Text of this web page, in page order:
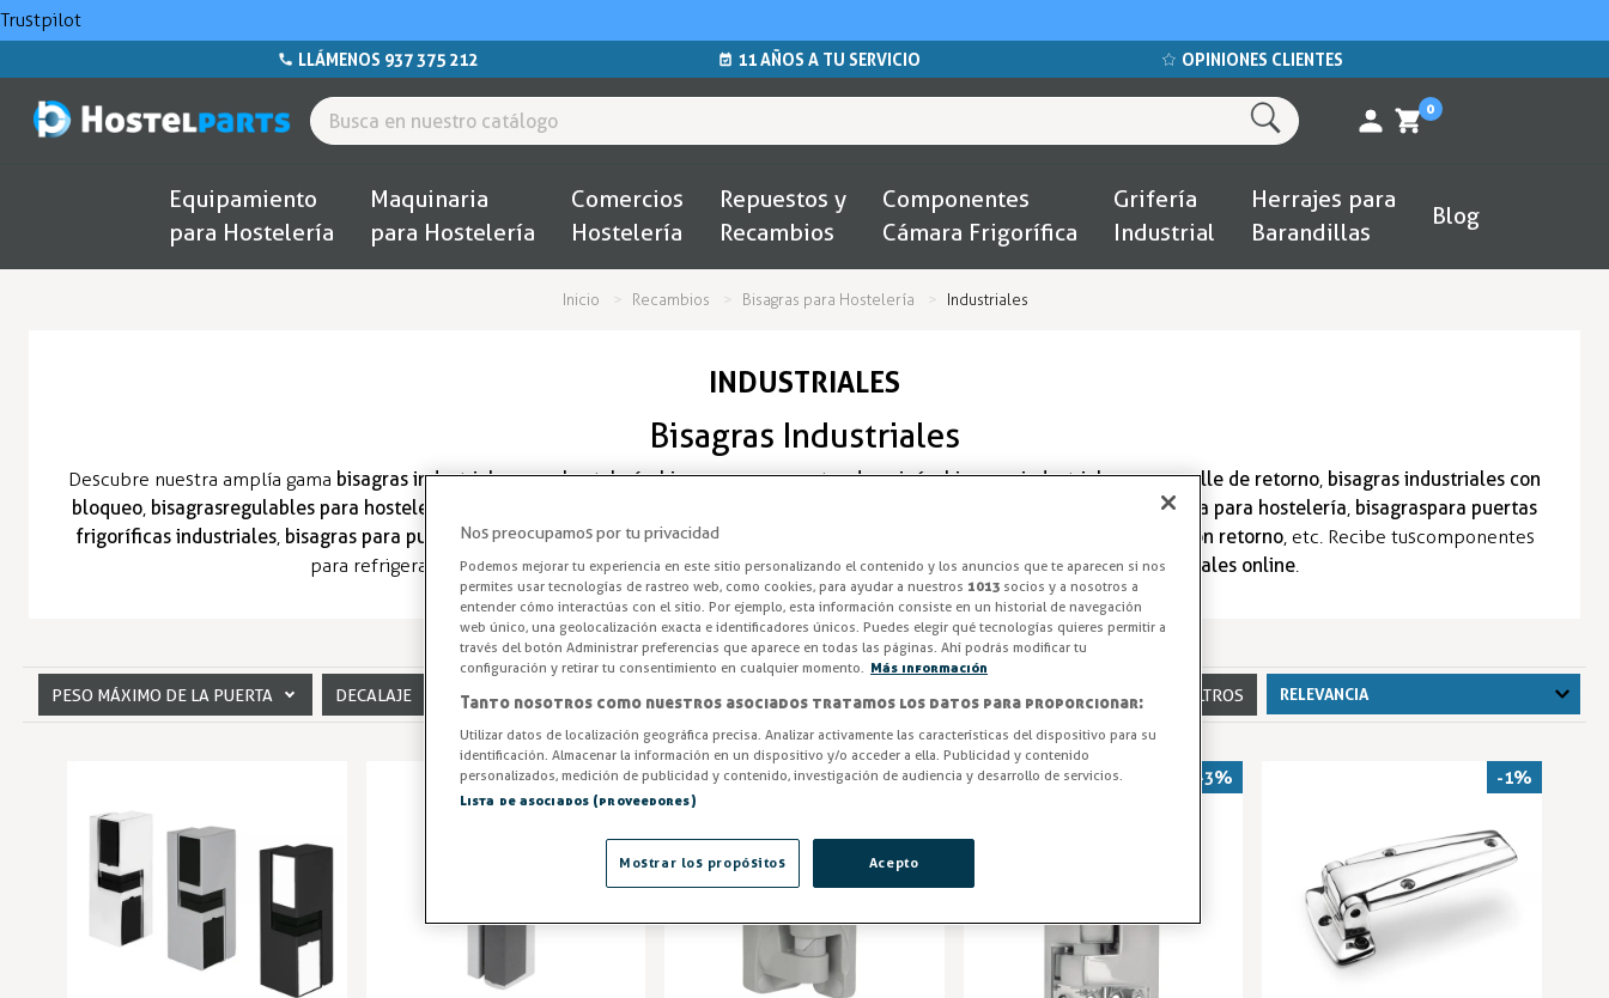
Trustpilot
LLÁMENOS 937 375 212 11 AÑOS A TU SERVICIO OPINIONES CLIENTES
0
Equipamiento
para Hostelería
Maquinaria
para Hostelería
Comercios
Hostelería
Repuestos y
Recambios
Componentes
Cámara Frigorífica
Grifería
Industrial
Herrajes para
Barandillas
Blog
Inicio Recambios Bisagras para Hostelería Industriales
INDUSTRIALES
Bisagras Industriales
Descubre nuestra amplía gama bisagras industriales para hostelería:bisagras para puertas de vaivén,bisagras industriales con muelle de retorno, bisagras industriales con
bloqueo, bisagras regulables para hostelería bisagras doble apertura para hostelería, bisagras para puertas
frigoríficas industriales, bisagras para puerta pivotante industrial,bisagras puerta superpuesta industriales bisagras industriales con retorno, etc. Recibe tus componentes
para refrigeración industrial con envío en 24 horas al comprar bisagras para puertas frigoríficas industriales online.
PESO MÁXIMO DE LA PUERTA DECALAJE ACABADO REQUIERE MONTAJE MATERIAL + MÁS FILTROS
-3% -3% -3% -1%
Nos preocupamos por tu privacidad
Podemos mejorar tu experiencia en este sitio personalizando el contenido y los anuncios que te aparecen si nos
permites usar tecnologías de rastreo web, como cookies, para ayudar a nuestros 1013 socios y a nosotros a
entender cómo interactúas con el sitio. Por ejemplo, esta información consiste en un historial de navegación
web único, una geolocalización exacta e identificadores únicos. Puedes elegir qué tecnologías quieres permitir a
través del botón Administrar preferencias que aparece en todas las páginas. Ahí podrás modificar tu
configuración y retirar tu consentimiento en cualquier momento. Más información
Tanto nosotros como nuestros asociados tratamos los datos para proporcionar:
Utilizar datos de localización geográfica precisa. Analizar activamente las características del dispositivo para su
identificación. Almacenar la información en un dispositivo y/o acceder a ella. Publicidad y contenido
personalizados, medición de publicidad y contenido, investigación de audiencia y desarrollo de servicios.
Lista de asociados (proveedores)
Acepto
Mostrar los propósitos